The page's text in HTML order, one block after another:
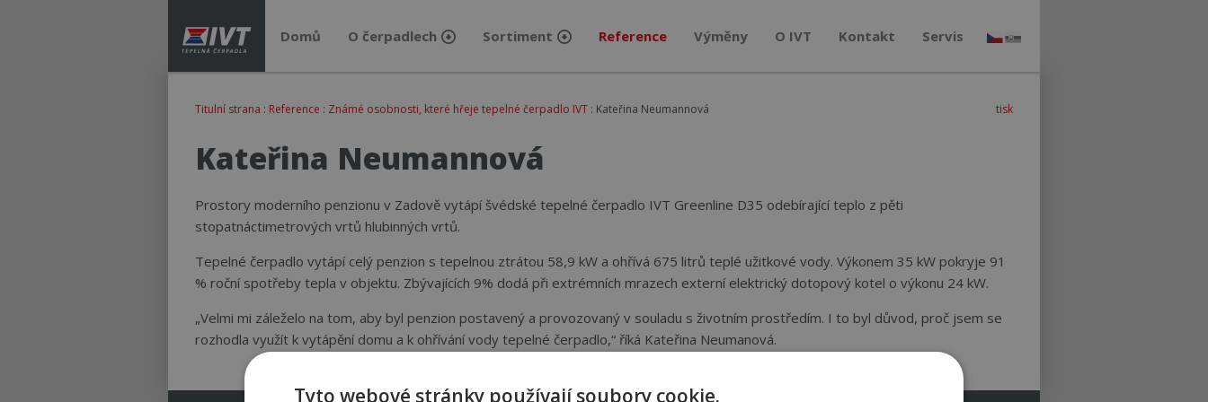
Domů O čerpadlech Sortiment Reference Výměny O IVT Kontakt Servis
tisk
Titulní strana : Reference : Známé osobnosti, které hřeje tepelné čerpadlo IVT : Kateřina Neumannová
Kateřina Neumannová
Prostory moderního penzionu v Zadově vytápí švédské tepelné čerpadlo IVT Greenline D35 odebírající teplo z pěti
stopatnáctimetrových vrtů hlubinných vrtů.
Tepelné čerpadlo vytápí celý penzion s tepelnou ztrátou 58,9 kW a ohřívá 675 litrů teplé užitkové vody. Výkonem 35 kW pokryje 91
% roční spotřeby tepla v objektu. Zbývajících 9% dodá při extrémních mrazech externí elektrický dotopový kotel o výkonu 24 kW.
„Velmi mi záleželo na tom, aby byl penzion postavený a provozovaný v souladu s životním prostředím. I to byl důvod, proč jsem se
rozhodla využít k vytápění domu a k ohřívání vody tepelné čerpadlo,“ říká Kateřina Neumanová.
Tyto webové stránky používají soubory cookie.